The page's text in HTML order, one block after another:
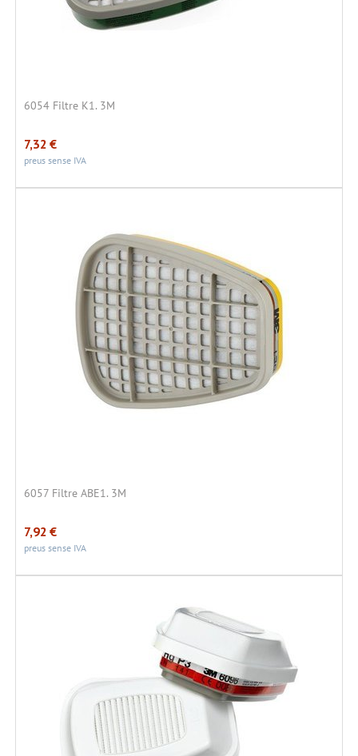
6054 Filtre K1. 3M
7,32 €
preus sense IVA
6057 Filtre ABE1. 3M
7,92 €
preus sense IVA